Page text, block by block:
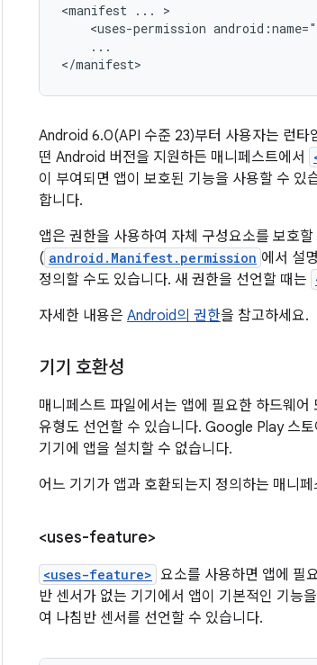
<manifest ...
<uses-permission
...
</manifest>
Android 6.0(API 수준 23)부터 사용자는 런타
떤 Android 버전을 지원하든 매니페스트에서
이 부여되면 앱이 보호된 기능을 사용할 수 있
합니다.
앱은 권한을 사용하여 자체 구성요소를 보호
( android.Manifest.permission 에서 설
정의할 수도 있습니다. 새 권한을 선언할 때는
자세한 내용은 Android의 권한을 참고하세요.
기기 호환성
매니페스트 파일에서는 앱에 필요한 하드웨
유형도 선언할 수 있습니다. Google Play 스
기기에 앱을 설치할 수 없습니다.
어느 기기가 앱과 호환되는지 정의하는 매니
<uses-feature>
<uses-feature> 요소를 사용하면 앱에 필
반 센서가 없는 기기에서 앱이 기본적인 기능
여 나침반 센서를 선언할 수 있습니다.